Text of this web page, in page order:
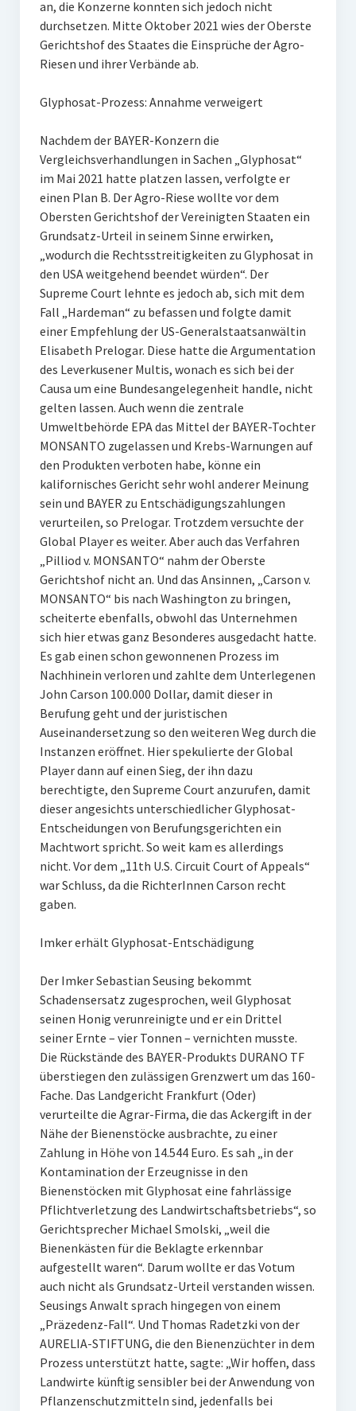
an, die Konzerne konnten sich jedoch nicht
durchsetzen. Mitte Oktober 2021 wies der Oberste
Gerichtshof des Staates die Einsprüche der Agro-
Riesen und ihrer Verbände ab.
Glyphosat-Prozess: Annahme verweigert
Nachdem der BAYER-Konzern die
Vergleichsverhandlungen in Sachen „Glyphosat“
im Mai 2021 hatte platzen lassen, verfolgte er
einen Plan B. Der Agro-Riese wollte vor dem
Obersten Gerichtshof der Vereinigten Staaten ein
Grundsatz-Urteil in seinem Sinne erwirken,
„wodurch die Rechtsstreitigkeiten zu Glyphosat in
den USA weitgehend beendet würden“. Der
Supreme Court lehnte es jedoch ab, sich mit dem
Fall „Hardeman“ zu befassen und folgte damit
einer Empfehlung der US-Generalstaatsanwältin
Elisabeth Prelogar. Diese hatte die Argumentation
des Leverkusener Multis, wonach es sich bei der
Causa um eine Bundesangelegenheit handle, nicht
gelten lassen. Auch wenn die zentrale
Umweltbehörde EPA das Mittel der BAYER-Tochter
MONSANTO zugelassen und Krebs-Warnungen auf
den Produkten verboten habe, könne ein
kalifornisches Gericht sehr wohl anderer Meinung
sein und BAYER zu Entschädigungszahlungen
verurteilen, so Prelogar. Trotzdem versuchte der
Global Player es weiter. Aber auch das Verfahren
„Pilliod v. MONSANTO“ nahm der Oberste
Gerichtshof nicht an. Und das Ansinnen, „Carson v.
MONSANTO“ bis nach Washington zu bringen,
scheiterte ebenfalls, obwohl das Unternehmen
sich hier etwas ganz Besonderes ausgedacht hatte.
Es gab einen schon gewonnenen Prozess im
Nachhinein verloren und zahlte dem Unterlegenen
John Carson 100.000 Dollar, damit dieser in
Berufung geht und der juristischen
Auseinandersetzung so den weiteren Weg durch die
Instanzen eröffnet. Hier spekulierte der Global
Player dann auf einen Sieg, der ihn dazu
berechtigte, den Supreme Court anzurufen, damit
dieser angesichts unterschiedlicher Glyphosat-
Entscheidungen von Berufungsgerichten ein
Machtwort spricht. So weit kam es allerdings
nicht. Vor dem „11th U.S. Circuit Court of Appeals“
war Schluss, da die RichterInnen Carson recht
gaben.
Imker erhält Glyphosat-Entschädigung
Der Imker Sebastian Seusing bekommt
Schadensersatz zugesprochen, weil Glyphosat
seinen Honig verunreinigte und er ein Drittel
seiner Ernte – vier Tonnen – vernichten musste.
Die Rückstände des BAYER-Produkts DURANO TF
überstiegen den zulässigen Grenzwert um das 160-
Fache. Das Landgericht Frankfurt (Oder)
verurteilte die Agrar-Firma, die das Ackergift in der
Nähe der Bienenstöcke ausbrachte, zu einer
Zahlung in Höhe von 14.544 Euro. Es sah „in der
Kontamination der Erzeugnisse in den
Bienenstöcken mit Glyphosat eine fahrlässige
Pflichtverletzung des Landwirtschaftsbetriebs“, so
Gerichtsprecher Michael Smolski, „weil die
Bienenkästen für die Beklagte erkennbar
aufgestellt waren“. Darum wollte er das Votum
auch nicht als Grundsatz-Urteil verstanden wissen.
Seusings Anwalt sprach hingegen von einem
„Präzedenz-Fall“. Und Thomas Radetzki von der
AURELIA-STIFTUNG, die den Bienenzüchter in dem
Prozess unterstützt hatte, sagte: „Wir hoffen, dass
Landwirte künftig sensibler bei der Anwendung von
Pflanzenschutzmitteln sind, jedenfalls bei